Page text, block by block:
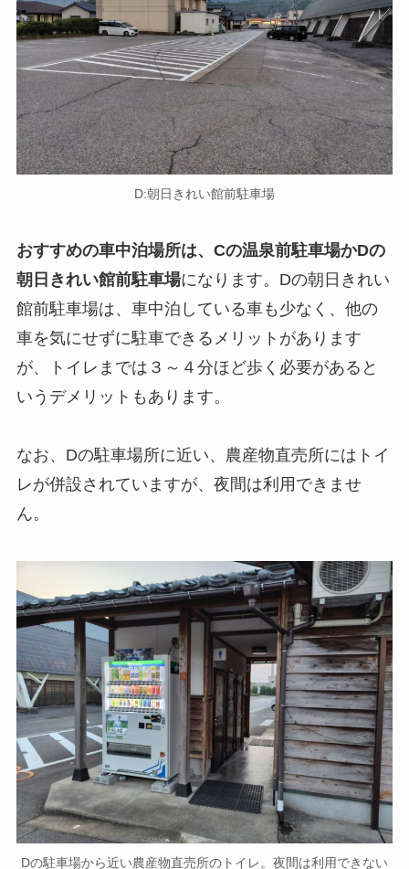
D:朝日きれい館前駐車場
おすすめの車中泊場所は、Cの温泉前駐車場かDの
朝日きれい館前駐車場になります。Dの朝日きれい
館前駐車場は、車中泊している車も少なく、他の
車を気にせずに駐車できるメリットがあります
が、トイレまでは３～４分ほど歩く必要があると
いうデメリットもあります。
なお、Dの駐車場所に近い、農産物直売所にはトイ
レが併設されていますが、夜間は利用できませ
ん。
Dの駐車場から近い農産物直売所のトイレ。夜間は利用できない